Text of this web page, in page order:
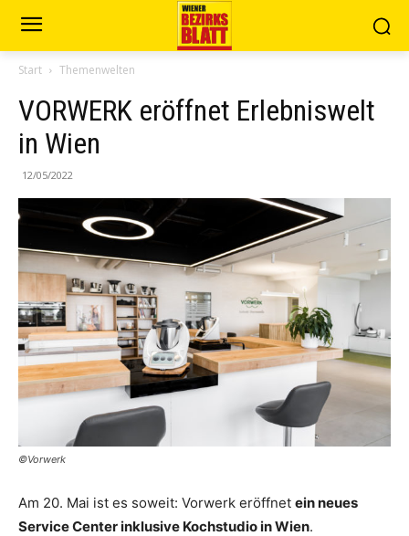
Start Themenwelten
VORWERK eröffnet Erlebniswelt
in Wien
12/05/2022
©Vorwerk
Am 20. Mai ist es soweit: Vorwerk eröffnet ein neues
Service Center inklusive Kochstudio in Wien.